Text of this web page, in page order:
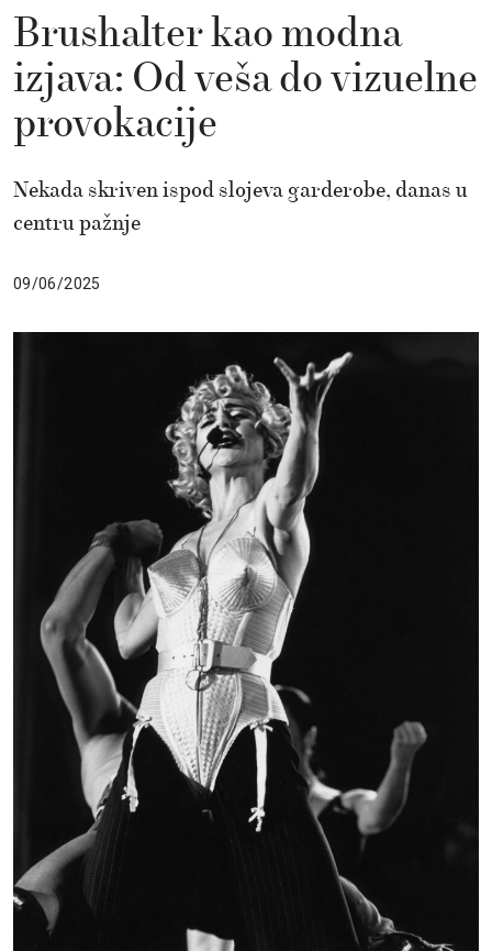
Brushalter kao modna
izjava: Od veša do vizuelne
provokacije
Nekada skriven ispod slojeva garderobe, danas u
centru pažnje
09/06/2025